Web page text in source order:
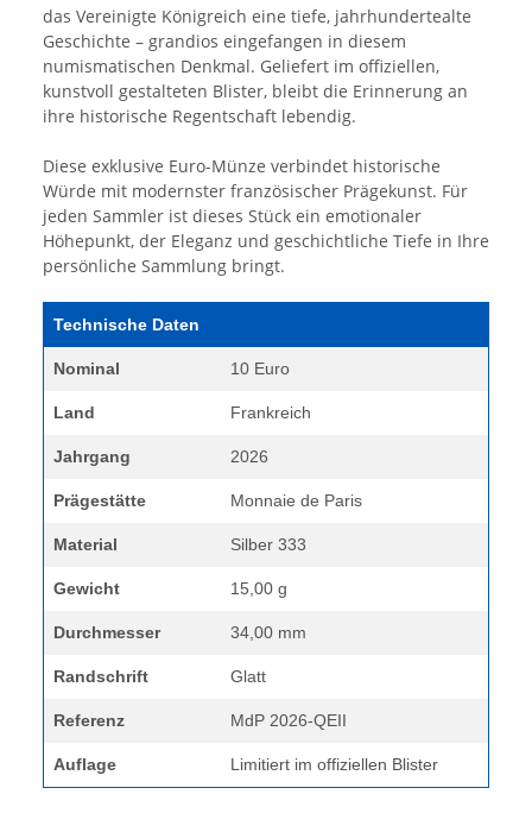
das Vereinigte Königreich eine tiefe, jahrhundertealte
Geschichte – grandios eingefangen in diesem
numismatischen Denkmal. Geliefert im offiziellen,
kunstvoll gestalteten Blister, bleibt die Erinnerung an
ihre historische Regentschaft lebendig.
Diese exklusive Euro-Münze verbindet historische
Würde mit modernster französischer Prägekunst. Für
jeden Sammler ist dieses Stück ein emotionaler
Höhepunkt, der Eleganz und geschichtliche Tiefe in Ihre
persönliche Sammlung bringt.
Technische Daten
Nominal 10 Euro
Land Frankreich
Jahrgang 2026
Prägestätte Monnaie de Paris
Material Silber 333
Gewicht 15,00 g
Durchmesser 34,00 mm
Randschrift Glatt
Referenz MdP 2026-QEII
Auflage Limitiert im offiziellen Blister